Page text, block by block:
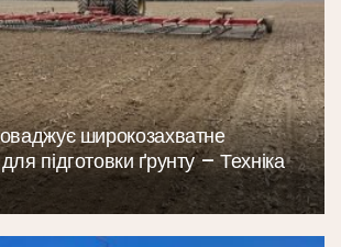
широкозахватне
підготовки ґрунту – Техніка